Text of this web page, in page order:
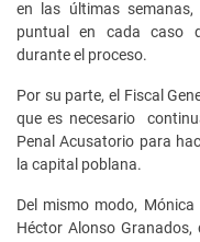
en las últimas
puntual en cada caso
durante el proceso.
Por su parte, el Fiscal
que es necesario
Penal Acusatorio para
la capital poblana.
Del mismo modo,
Héctor Alonso